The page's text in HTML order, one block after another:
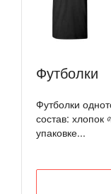
Футболки
Футболки
состав:
упаковке...